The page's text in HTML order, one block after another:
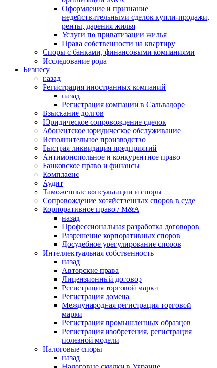
Оформление и признание
недействительными сделок купли-продажи,
ренты, дарения жилья
Услуги по приватизации жилья
Права собственности на квартиру
Cпоры с банками, финансовыми компаниями
Исследование рода
Бизнесу
назад
Регистрация иностранных компаний
назад
Регистрация компании в Сальвадоре
Взыскание долгов
Юридическое сопровождение сделок
Абонентское юридическое обслуживание
Исполнительное производство
Быстрая ликвидация предприятий
Антимонопольное и конкурентное право
Банковское право и финансы
Комплаенс
Аудит
Таможенные консультации и споры
Сопровождение хозяйственных споров в суде
Корпоративное право / M&A
назад
Профессиональная разработка договоров
Разрешение корпоративных споров
Досудебное урегулирование споров
Интеллектуальная собственность
назад
Авторские права
Лицензионный договор
Регистрация торговой марки
Регистрация домена
Международная регистрация торговой
марки
Регистрация промышленных образцов
Регистрация изобретения, регистрация
полезной модели
Налоговые споры
назад
Налоговые скидки в Украине